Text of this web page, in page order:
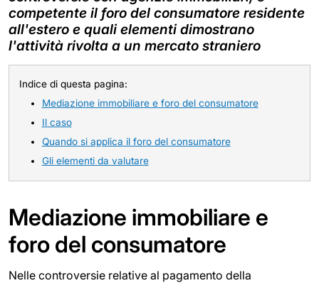
competente il foro del consumatore residente
all'estero e quali elementi dimostrano
l'attività rivolta a un mercato straniero
Indice di questa pagina:
Mediazione immobiliare e foro del consumatore
Il caso
Quando si applica il foro del consumatore
Gli elementi da valutare
Mediazione immobiliare e
foro del consumatore
Nelle controversie relative al pagamento della